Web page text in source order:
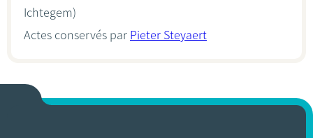
Ichtegem)
Actes conservés par Pieter Steyaert